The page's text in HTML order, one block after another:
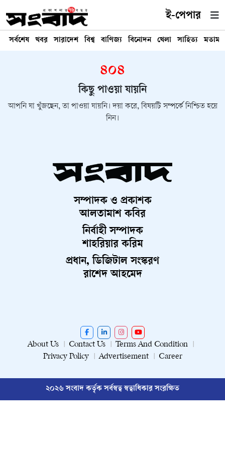
ই-পেপার
সর্বশেষ খবর সারাদেশ বিশ্ব বাণিজ্য বিনোদন খেলা সাহিত্য মতামত
৪০৪
কিছু পাওয়া যায়নি
আপনি যা খুঁজছেন, তা পাওয়া যায়নি। দয়া করে, বিষয়টি সম্পর্কে নিশ্চিত হয়ে
নিন।
সম্পাদক ও প্রকাশক
আলতামাশ কবির
নির্বাহী সম্পাদক
শাহরিয়ার করিম
প্রধান, ডিজিটাল সংস্করণ
রাশেদ আহমেদ
About Us Contact Us
Terms And Condition
Privacy Policy
Advertisement Career
২০২৬ সংবাদ কর্তৃক সর্বস্বত্ব স্বত্বাধিকার সংরক্ষিত